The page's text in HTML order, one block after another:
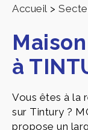
Accueil >
à
Vous êtes à la
sur Tintury ?
propose un